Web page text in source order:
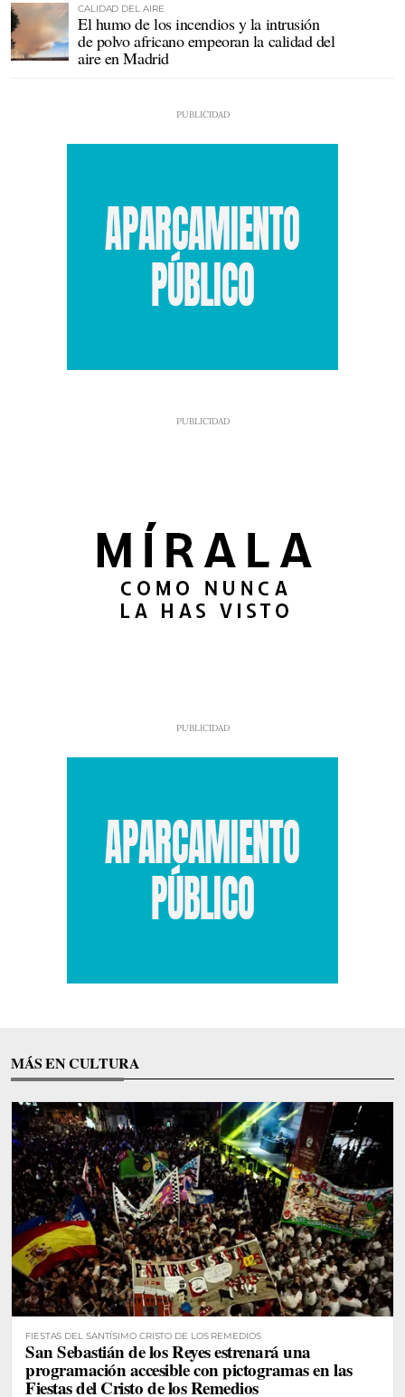
CALIDAD DEL AIRE
El humo de los incendios y la intrusión
de polvo africano empeoran la calidad del
aire en Madrid
MÁS EN CULTURA
FIESTAS DEL SANTÍSIMO CRISTO DE LOS REMEDIOS
San Sebastián de los Reyes estrenará una
programación accesible con pictogramas en las
Fiestas del Cristo de los Remedios